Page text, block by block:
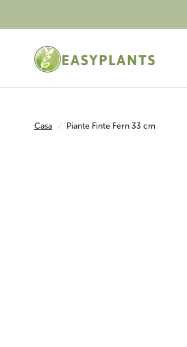
Casa / Piante Finte Fern 33 cm